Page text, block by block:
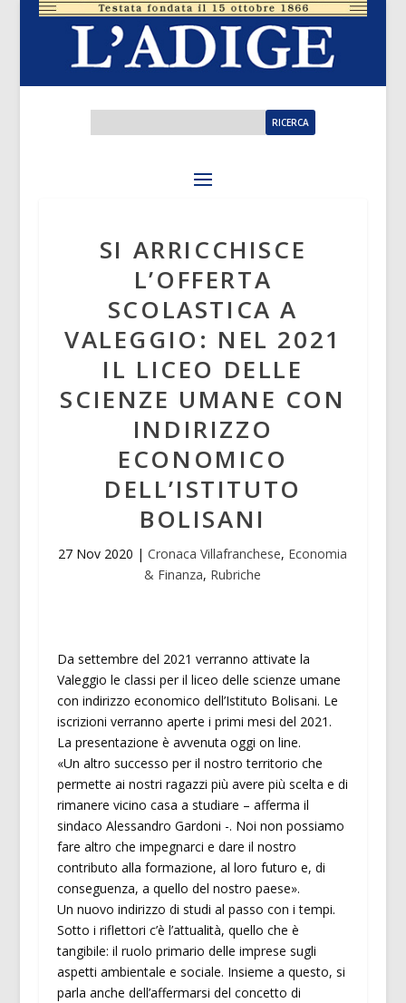
SI ARRICCHISCE
L’OFFERTA
SCOLASTICA A
VALEGGIO: NEL 2021
IL LICEO DELLE
SCIENZE UMANE CON
INDIRIZZO
ECONOMICO
DELL’ISTITUTO
BOLISANI
27 Nov 2020 |Cronaca Villafranchese, Economia
& Finanza, Rubriche
Da settembre del 2021 verranno attivate la
Valeggio le classi per il liceo delle scienze umane
con indirizzo economico dell’Istituto Bolisani. Le
iscrizioni verranno aperte i primi mesi del 2021.
La presentazione è avvenuta oggi on line.
«Un altro successo per il nostro territorio che
permette ai nostri ragazzi più avere più scelta e di
rimanere vicino casa a studiare – afferma il
sindaco Alessandro Gardoni -. Noi non possiamo
fare altro che impegnarci e dare il nostro
contributo alla formazione, al loro futuro e, di
conseguenza, a quello del nostro paese».
Un nuovo indirizzo di studi al passo con i tempi.
Sotto i riflettori c’è l’attualità, quello che è
tangibile: il ruolo primario delle imprese sugli
aspetti ambientale e sociale. Insieme a questo, si
parla anche dell’affermarsi del concetto di